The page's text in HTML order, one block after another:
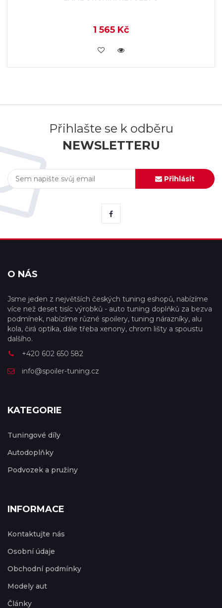
1 565 Kč
KOUPIT
Přihlašte se k odběru
NEWSLETTERU
Přihlásit
O NÁS
Jsme jeden z největších českých tuning eshopů, nabízíme
více než deset tisíc výrobků - auto tuning doplňků za bezva
podmínek, nabízíme různé spoilery, tuning nárazníky, alu
kola, čirá optika, dále třeba xenony, chrom lišty a spoustu
dalšího.
+420 602 650 582
info@spoiler-tuning.cz
KATEGORIE
Tuningové díly
Autodoplňky
Podvozek a pružiny
INFORMACE
Kontaktujte nás
Osobní údaje
Obchodní podmínky
Modely aut
Články